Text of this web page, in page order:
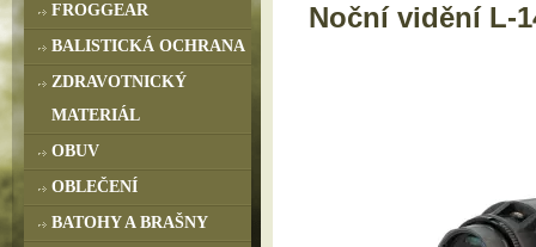
Noční vidění L-
FROGGEAR
BALISTICKÁ OCHRANA
ZDRAVOTNICKÝ
MATERIÁL
OBUV
OBLEČENÍ
BATOHY A BRAŠNY